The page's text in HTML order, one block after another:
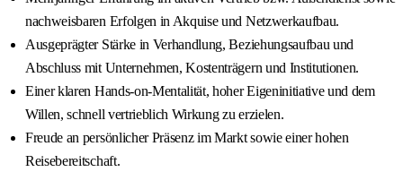
nachweisbaren Erfolgen in Akquise und Netzwerkaufbau.
Ausgeprägter Stärke in Verhandlung, Beziehungsaufbau und
Abschluss mit Unternehmen, Kostenträgern und Institutionen.
Einer klaren Hands-on-Mentalität, hoher Eigeninitiative und dem
Willen, schnell vertrieblich Wirkung zu erzielen.
Freude an persönlicher Präsenz im Markt sowie einer hohen
Reisebereitschaft.